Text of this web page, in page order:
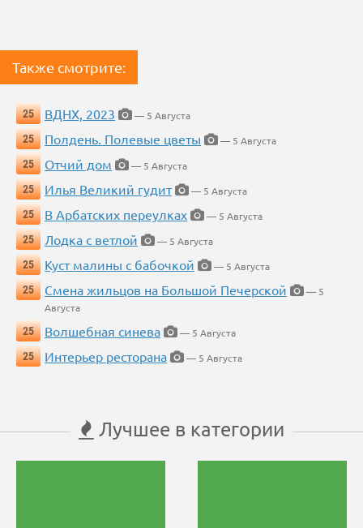
Также смотрите:
25 ВДНХ, 2023
— 5 Августа
25
Полдень. Полевые цветы
— 5 Августа
25
Отчий дом
— 5 Августа
25
Илья Великий гудит
— 5 Августа
25
В Арбатских переулках
— 5 Августа
25
Лодка с ветлой
— 5 Августа
25
Куст малины с бабочкой
— 5 Августа
25
Смена жильцов на Большой Печерской
— 5
Августа
25
Волшебная синева
— 5 Августа
25
Интерьер ресторана — 5 Августа
Лучшее в категории